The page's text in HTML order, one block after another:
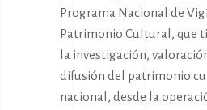
Programa Nacional de
Patrimonio Cultural, que
la investigación,
difusión del patrimonio
nacional, desde la